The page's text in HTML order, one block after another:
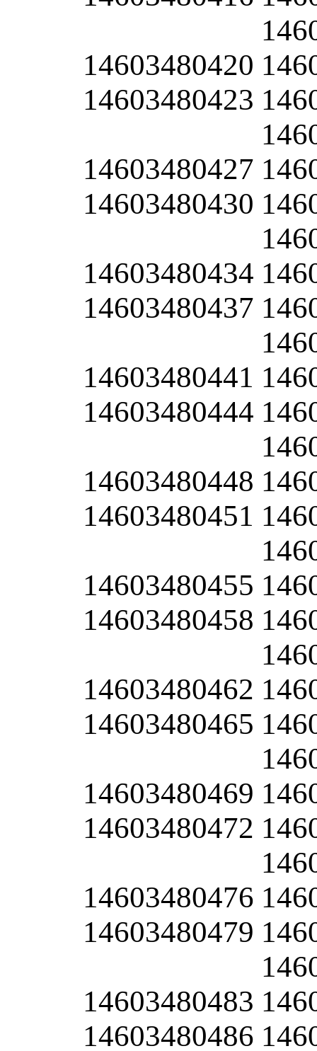
14603480420
14603480423
14603480427
14603480430
14603480434
14603480437
14603480441
14603480444
14603480448
14603480451
14603480455
14603480458
14603480462
14603480465
14603480469
14603480472
14603480476
14603480479
14603480483
14603480486